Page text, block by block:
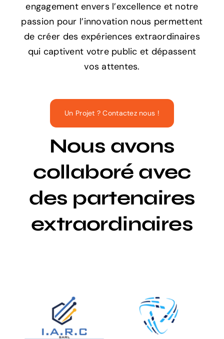
engagement envers l’excellence et notre
passion pour l’innovation nous permettent
de créer des expériences extraordinaires
qui captivent votre public et dépassent
vos attentes.
Un Projet ? Contactez nous !
Nous avons
collaboré avec
des partenaires
extraordinaires